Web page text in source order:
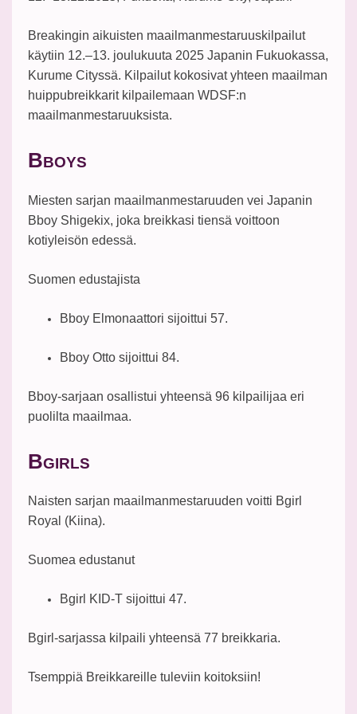
Breakingin aikuisten maailmanmestaruuskilpailut
käytiin 12.–13. joulukuuta 2025 Japanin Fukuokassa,
Kurume Cityssä. Kilpailut kokosivat yhteen maailman
huippubreikkarit kilpailemaan WDSF:n
maailmanmestaruuksista.
BBOYS
Miesten sarjan maailmanmestaruuden vei Japanin
Bboy Shigekix, joka breikkasi tiensä voittoon
kotiyleisön edessä.
Suomen edustajista
Bboy Elmonaattori sijoittui 57.
Bboy Otto sijoittui 84.
Bboy-sarjaan osallistui yhteensä 96 kilpailijaa eri
puolilta maailmaa.
BGIRLS
Naisten sarjan maailmanmestaruuden voitti Bgirl
Royal (Kiina).
Suomea edustanut
Bgirl KID-T sijoittui 47.
Bgirl-sarjassa kilpaili yhteensä 77 breikkaria.
Tsemppiä Breikkareille tuleviin koitoksiin!